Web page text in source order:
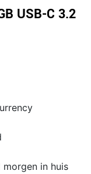
USB-C 3.2
in huis